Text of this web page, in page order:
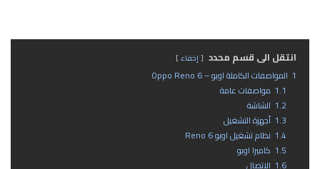
انتقل الى قسم محدد إخفاء
1 المواصفات الكاملة اوبو – Oppo Reno 6
1.1 مواصفات عامة
1.2 الشاشة
1.3 أجهزة التشغيل
1.4 نظام تشغيل اوبو Reno 6
1.5 كاميرا اوبو
1.6 الاتصال